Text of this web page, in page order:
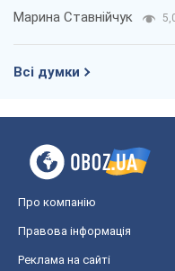
Марина Ставнійчук
Всі думки
Про компанію
Правова інформація
Реклама на сайті